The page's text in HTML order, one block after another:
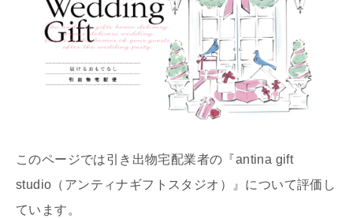
このページでは引き出物宅配業者の『antina gift
studio（アンティナギフトスタジオ）』について評価し
ています。